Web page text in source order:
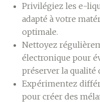
Privilégiez les e-
adapté à votre
optimale.
Nettoyez
électronique pour
préserver la qualité
Expérimentez
pour créer des